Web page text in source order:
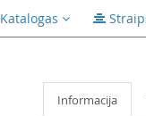
Katalogas
Informacija